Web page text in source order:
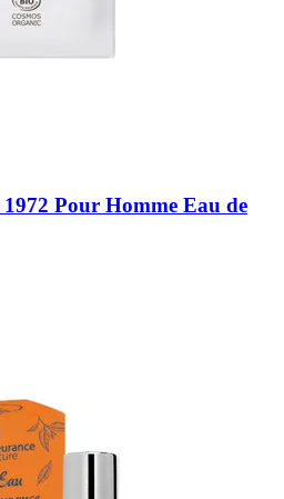
1972 Pour Homme Eau de